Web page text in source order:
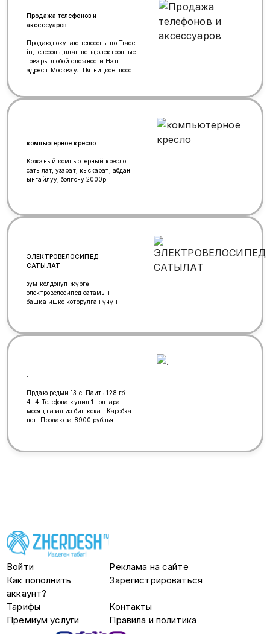
Продажа телефонов и
аксессуаров
Продаю,покупаю телефоны по Trade
in,телефоны,планшеты,электронные
товары любой сложности.Наш
адрес:г.Москваул.Пятницкое шоссе
выходных,павильон
компьютерное кресло
Кожаный компьютерный кресло
сатылат, узарат, кыскарат, абдан
ынгайлуу, болгону 2000р.
ЭЛЕКТРОВЕЛОСИПЕД
САТЫЛАТ
Өзүм колдонуп жүргөн
электровелосипед сатамын
башка ишке которулган үчүн
Прдаю редми 13 с Паить 128 гб
4+4 Телефона купил 1 полтара
месяц назад из бишкека. Каробка
нет. Продаю за 8900 рублья.
Войти
Реклама на сайте
Как пополнить
аккаунт?
Зарегистрироваться
Тарифы
Контакты
Премиум услуги
Правила и политика